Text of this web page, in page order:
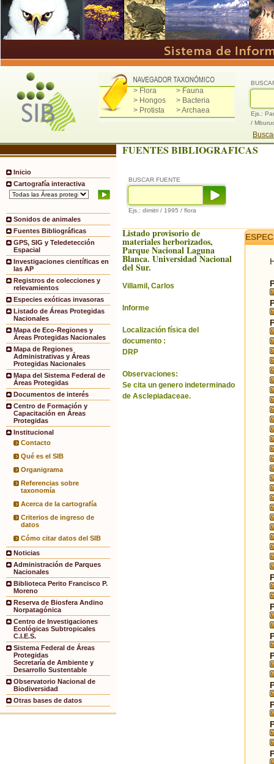
> Flora
> Fauna
> Hongos
> Bacteria
> Protista
> Archaea
Ejs.:
/
Inicio
Cartografía interactiva
Sonidos de animales
Fuentes Bibliográficas
GPS, SIG y Teledetección
Espacial
Investigaciones científicas en
las AP
Registros de colecciones y
relevamientos
Especies exóticas invasoras
Listado de Áreas Protegidas
Nacionales
Mapa de Eco-Regiones y
Áreas Protegidas Nacionales
Mapa de Regiones
Administrativas y Áreas
Protegidas Nacionales
Mapa del Sistema Federal de
Áreas Protegidas
Documentos de interés
Centro de Formación y
Capacitación en Áreas
Protegidas
Institucional
Contacto
Qué es el SIB
Organigrama
Referencias sobre
taxonomía
Acerca de la cartografía
Criterios de ingreso de
datos
Cómo citar datos del SIB
Noticias
Administración de Parques
Nacionales
Biblioteca Perito Francisco P.
Moreno
Reserva de Biosfera Andino
Norpatagónica
Centro de Investigaciones
Ecológicas Subtropicales
C.I.E.S.
Sistema Federal de Áreas
Protegidas
Secretaría de Ambiente y
Desarrollo Sustentable
Observatorio Nacional de
Biodiversidad
Otras bases de datos
FUENTES BIBLIOGRAFICAS
BUSCAR FUENTE
Ejs.: dimitri / 1995 / flora
Listado provisorio de
materiales herborizados,
Parque Nacional Laguna
Blanca. Universidad Nacional
del Sur.
Villamil, Carlos
Informe
Localización física del
documento :
DRP
Observaciones:
Se cita un genero indeterminado
de Asclepiadaceae.